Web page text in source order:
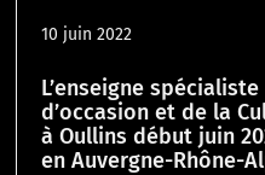
10 juin 2022
L’enseigne
d’occasion et de la
à Oullins début juin
en Auvergne-Rhône-